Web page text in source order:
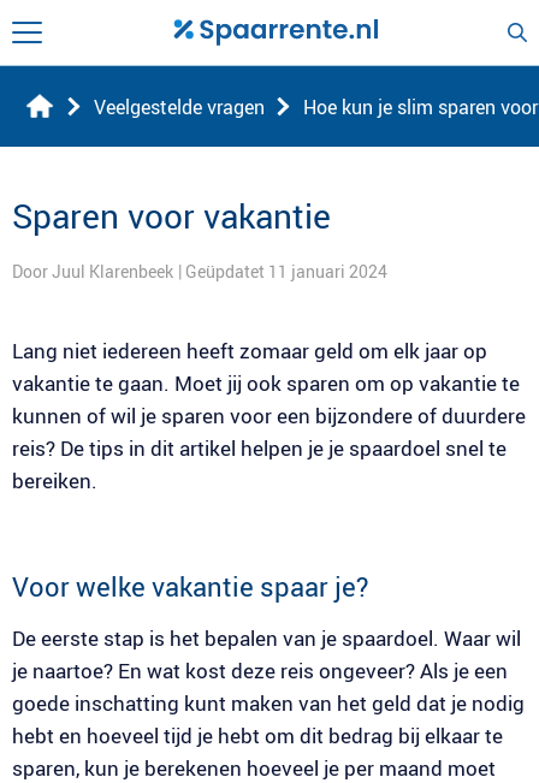
Veelgestelde vragen Hoe kun je slim sparen
Sparen voor vakantie
Door Juul Klarenbeek | Geüpdatet 11 januari 2024
Lang niet iedereen heeft zomaar geld om elk jaar op
vakantie te gaan. Moet jij ook sparen om op vakantie te
kunnen of wil je sparen voor een bijzondere of duurdere
reis? De tips in dit artikel helpen je je spaardoel snel te
bereiken.
Voor welke vakantie spaar je?
De eerste stap is het bepalen van je spaardoel. Waar wil
je naartoe? En wat kost deze reis ongeveer? Als je een
goede inschatting kunt maken van het geld dat je nodig
hebt en hoeveel tijd je hebt om dit bedrag bij elkaar te
sparen, kun je berekenen hoeveel je per maand moet